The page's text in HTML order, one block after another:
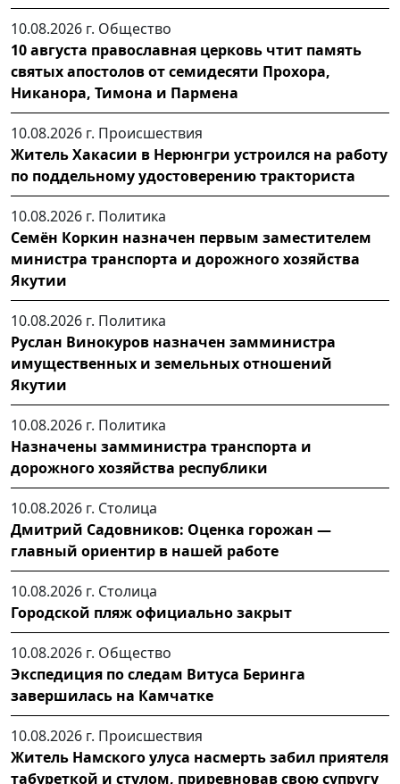
10.08.2026 г. Общество
10 августа православная церковь чтит память
святых апостолов от семидесяти Прохора,
Никанора, Тимона и Пармена
10.08.2026 г. Происшествия
Житель Хакасии в Нерюнгри устроился на работу
по поддельному удостоверению тракториста
10.08.2026 г. Политика
Семён Коркин назначен первым заместителем
министра транспорта и дорожного хозяйства
Якутии
10.08.2026 г. Политика
Руслан Винокуров назначен замминистра
имущественных и земельных отношений
Якутии
10.08.2026 г. Политика
Назначены замминистра транспорта и
дорожного хозяйства республики
10.08.2026 г. Столица
Дмитрий Садовников: Оценка горожан —
главный ориентир в нашей работе
10.08.2026 г. Столица
Городской пляж официально закрыт
10.08.2026 г. Общество
Экспедиция по следам Витуса Беринга
завершилась на Камчатке
10.08.2026 г. Происшествия
Житель Намского улуса насмерть забил приятеля
табуреткой и стулом, приревновав свою супругу